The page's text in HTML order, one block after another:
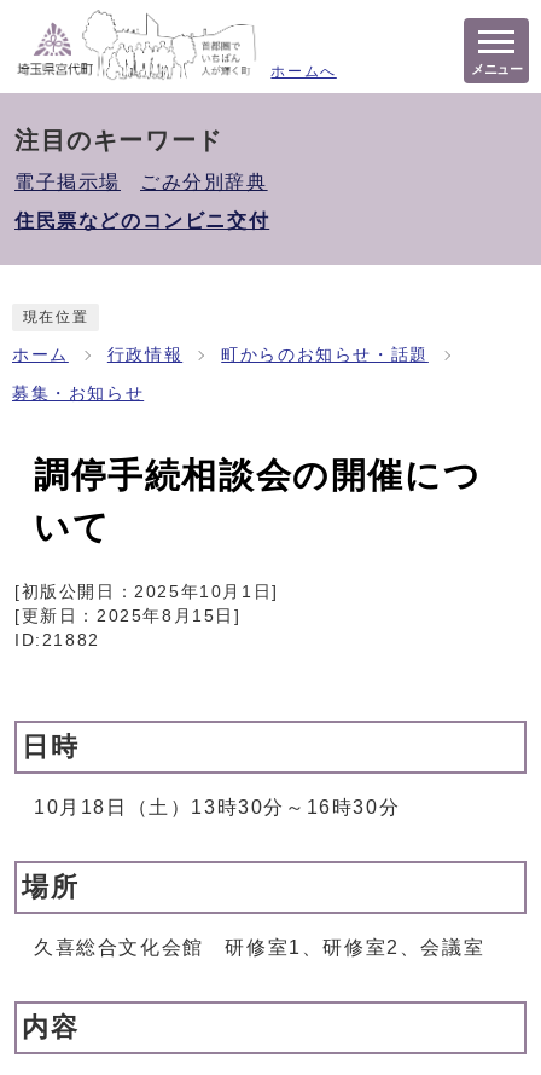
ホームへ メニュー
注目のキーワード
電子掲示場
ごみ分別辞典
住民票などのコンビニ交付
現在位置
ホーム 行政情報 町からのお知らせ・話題
募集・お知らせ
調停手続相談会の開催につ
いて
[初版公開日：2025年10月1日]
[更新日： 2025年8月15日 ]
ID:21882
日時
10月18日（土）13時30分～16時30分
場所
久喜総合文化会館 研修室1、研修室2、会議室
内容